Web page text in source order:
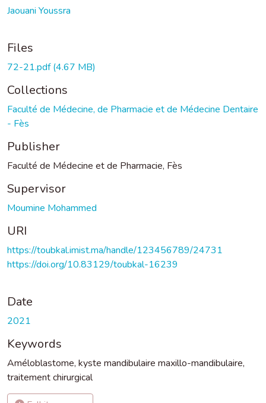
Jaouani Youssra
Files
72-21.pdf(4.67 MB)
Collections
Faculté de Médecine, de Pharmacie et de Médecine Dentaire
- Fès
Publisher
Faculté de Médecine et de Pharmacie, Fès
Supervisor
Moumine Mohammed
URI
https://toubkal.imist.ma/handle/123456789/24731
https://doi.org/10.83129/toubkal-16239
Date
2021
Keywords
Améloblastome, kyste mandibulaire maxillo-mandibulaire,
traitement chirurgical